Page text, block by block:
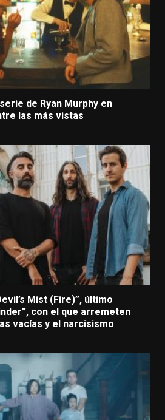
de Ryan Murphy en
las más vistas
Mist (Fire)”, último
con el que arremeten
vacías y el narcisismo